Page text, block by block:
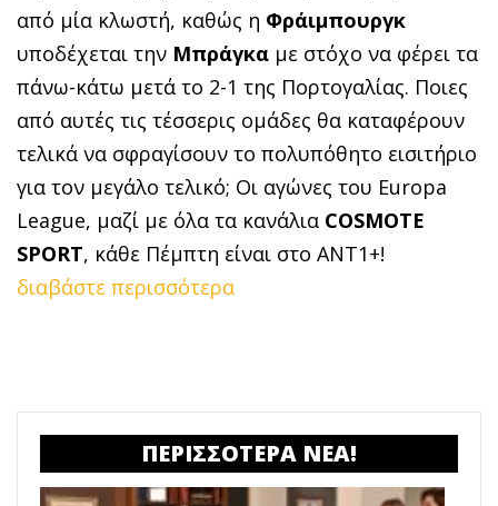
από μία κλωστή, καθώς η Φράιμπουργκ
υποδέχεται την Μπράγκα με στόχο να φέρει τα
πάνω-κάτω μετά το 2-1 της Πορτογαλίας. Ποιες
από αυτές τις τέσσερις ομάδες θα καταφέρουν
τελικά να σφραγίσουν το πολυπόθητο εισιτήριο
για τον μεγάλο τελικό; Οι αγώνες του Europa
League, μαζί με όλα τα κανάλια COSMOTE
SPORT, κάθε Πέμπτη είναι στο ΑΝΤ1+!
διαβάστε περισσότερα
ΠΕΡΙΣΣΟΤΕΡΑ ΝΕΑ!